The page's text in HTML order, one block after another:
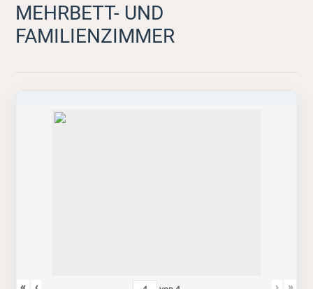
MEHRBETT- UND
FAMILIENZIMMER